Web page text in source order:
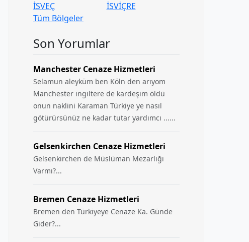
İSVEÇ
İSVİÇRE
Tüm Bölgeler
Son Yorumlar
Manchester Cenaze Hizmetleri
Selamun aleyküm ben Köln den arıyom
Manchester ingiltere de kardeşim öldü
onun naklini Karaman Türkiye ye nasıl
götürürsünüz ne kadar tutar yardımcı ......
Gelsenkirchen Cenaze Hizmetleri
Gelsenkirchen de Müslüman Mezarlığı
Varmı?...
Bremen Cenaze Hizmetleri
Bremen den Türkiyeye Cenaze Ka. Günde
Gider?...